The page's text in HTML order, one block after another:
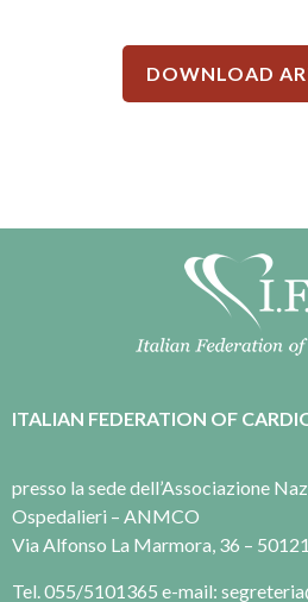
DOWNLOAD
ITALIAN FEDERATION OF
presso la sede dell’Associazione
Ospedalieri – ANMCO
Via Alfonso La Marmora, 36 –
Tel. 055/5101365 e-mail: